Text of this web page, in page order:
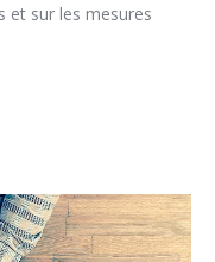
et sur les mesures